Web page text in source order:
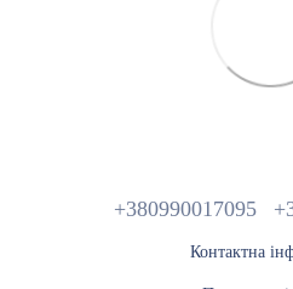
+380990017095
Контактна